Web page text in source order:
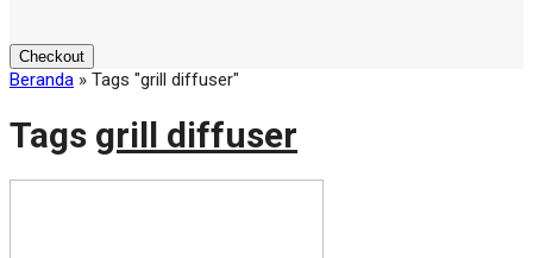
Checkout
Beranda » Tags "grill diffuser"
Tags grill diffuser